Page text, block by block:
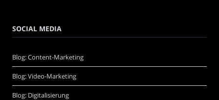
SOCIAL MEDIA
Blog: Content-Marketing
Blog: Video-Marketing
Blog: Digitalisierung